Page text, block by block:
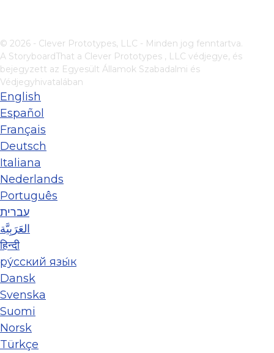
© 2026 - Clever Prototypes, LLC - Minden jog fenntartva.
A StoryboardThat a Clever Prototypes , LLC védjegye, és
bejegyzett az Egyesült Államok Szabadalmi és
Védjegyhivatalában
English
Español
Français
Deutsch
Italiana
Nederlands
Português
עברית
العَرَبِيَّة
हिन्दी
ру́сский язы́к
Dansk
Svenska
Suomi
Norsk
Türkçe